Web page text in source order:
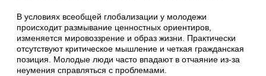
В условиях всеобщей глобализации у молодежи
происходит размывание ценностных ориентиров,
изменяется мировоззрение и образ жизни. Практически
отсутствуют критическое мышление и четкая гражданская
позиция. Молодые люди часто впадают в отчаяние из-за
неумения справляться с проблемами.